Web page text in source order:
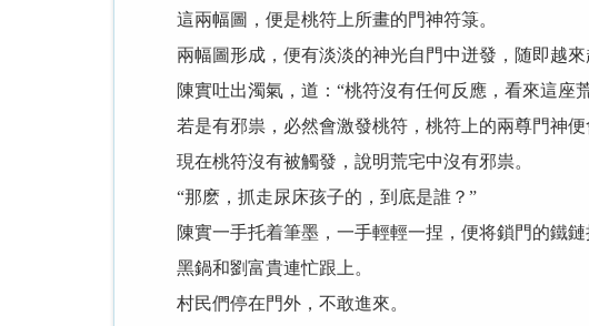
這兩幅圖，便是桃符上所畫的門神符箓。
兩幅圖形成，便有淡淡的神光自門中迸發，随即越來
陳實吐出濁氣，道：“桃符沒有任何反應，看來這座
若是有邪祟，必然會激發桃符，桃符上的兩尊門神便
現在桃符沒有被觸發，說明荒宅中沒有邪祟。
“那麽，抓走尿床孩子的，到底是誰？”
陳實一手托着筆墨，一手輕輕一捏，便将鎖門的鐵鏈
黑鍋和劉富貴連忙跟上。
村民們停在門外，不敢進來。